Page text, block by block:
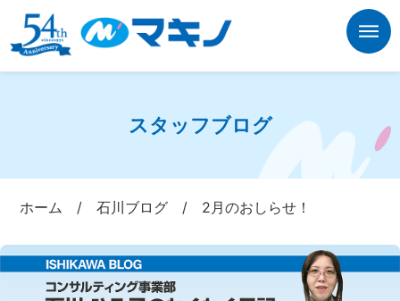
スタッフブログ
ホーム /石川ブログ / 2月のおしらせ！